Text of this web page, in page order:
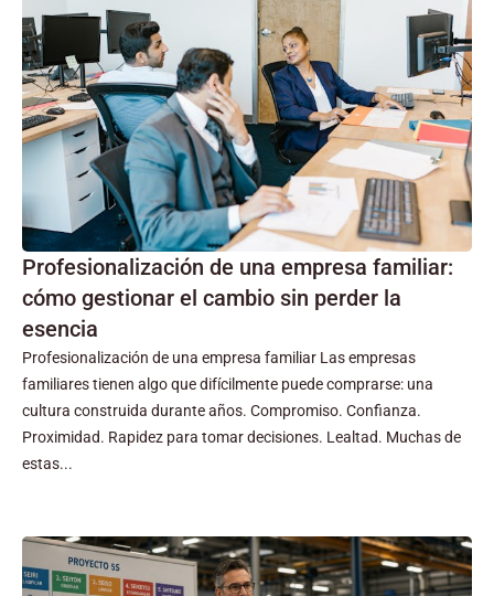
Profesionalización de una empresa familiar:
cómo gestionar el cambio sin perder la
esencia
Profesionalización de una empresa familiar Las empresas
familiares tienen algo que difícilmente puede comprarse: una
cultura construida durante años. Compromiso. Confianza.
Proximidad. Rapidez para tomar decisiones. Lealtad. Muchas de
estas...